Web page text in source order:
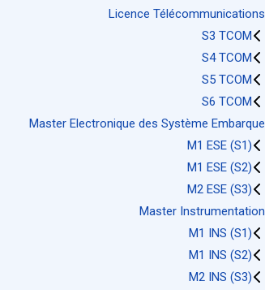
Licence Télécommunications
S3 TCOM
S4 TCOM
S5 TCOM
S6 TCOM
Master Electronique des Système Embarque
M1 ESE (S1)
M1 ESE (S2)
M2 ESE (S3)
Master Instrumentation
M1 INS (S1)
M1 INS (S2)
M2 INS (S3)